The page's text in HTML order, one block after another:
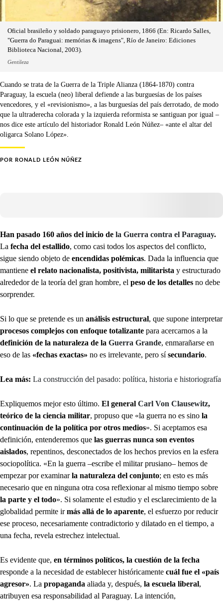
Oficial brasileño y soldado paraguayo prisionero, 1866 (En: Ricardo Salles,
"Guerra do Paraguai: memórias & imagens", Río de Janeiro: Ediciones
Biblioteca Nacional, 2003).
Gentileza
Cuando se trata de la Guerra de la Triple Alianza (1864-1870) contra
Paraguay, la escuela (neo) liberal defiende a las burguesías de los países
vencedores, y el «revisionismo», a las burguesías del país derrotado, de modo
que la ultraderecha colorada y la izquierda reformista se santiguan por igual –
nos dice este artículo del historiador Ronald León Núñez– «ante el altar del
oligarca Solano López».
POR RONALD LEÓN NÚÑEZ
Han pasado 160 años del inicio de la Guerra contra el Paraguay.
La fecha del estallido, como casi todos los aspectos del conflicto,
sigue siendo objeto de encendidas polémicas. Dada la influencia que
mantiene el relato nacionalista, positivista, militarista y estructurado
alrededor de la teoría del gran hombre, el peso de los detalles no debe
sorprender.
Si lo que se pretende es un análisis estructural, que supone interpretar
procesos complejos con enfoque totalizante para acercarnos a la
definición de la naturaleza de la Guerra Grande, enmarañarse en
eso de las «fechas exactas» no es irrelevante, pero sísecundario.
Lea más: La construcción del pasado: política, historia e historiografía
Expliquemos mejor esto último. El general Carl Von Clausewitz,
teórico de la ciencia militar, propuso que «la guerra no es sino la
continuación de la política por otros medios». Si aceptamos esa
definición, entenderemos que las guerras nunca son eventos
aislados, repentinos, desconectados de los hechos previos en la esfera
sociopolítica. «En la guerra –escribe el militar prusiano– hemos de
empezar por examinarla naturaleza del conjunto; en esto es más
necesario que en ninguna otra cosa reflexionar al mismo tiempo sobre
la parte y el todo». Si solamente el estudio y el esclarecimiento de la
globalidad permite irmás allá de lo aparente, el esfuerzo por reducir
ese proceso, necesariamente contradictorio y dilatado en el tiempo, a
una fecha, revela estrechez intelectual.
Es evidente que, en términos políticos, la cuestión de la fecha
responde a la necesidad de establecer históricamente cuál fue el «país
agresor». La propaganda aliada y, después, la escuela liberal,
atribuyen esa responsabilidad al Paraguay. La intención,